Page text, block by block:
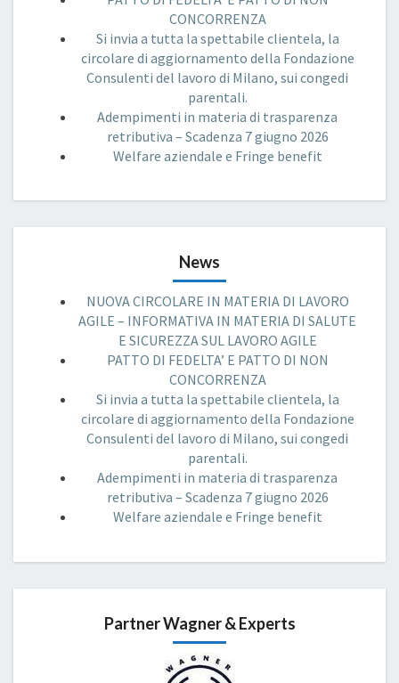
CONCORRENZA
Si invia a tutta la spettabile clientela, la
circolare di aggiornamento della Fondazione
Consulenti del lavoro di Milano, sui congedi
parentali.
Adempimenti in materia di trasparenza
retributiva – Scadenza 7 giugno 2026
Welfare aziendale e Fringe benefit
News
NUOVA CIRCOLARE IN MATERIA DI LAVORO
AGILE – INFORMATIVA IN MATERIA DI SALUTE
E SICUREZZA SUL LAVORO AGILE
PATTO DI FEDELTA’ E PATTO DI NON
CONCORRENZA
Si invia a tutta la spettabile clientela, la
circolare di aggiornamento della Fondazione
Consulenti del lavoro di Milano, sui congedi
parentali.
Adempimenti in materia di trasparenza
retributiva – Scadenza 7 giugno 2026
Welfare aziendale e Fringe benefit
Partner Wagner & Experts